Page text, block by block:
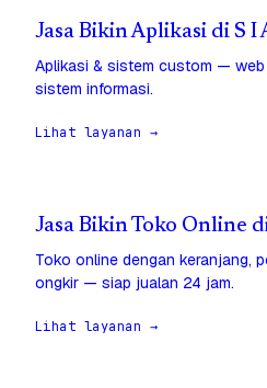
Jasa Bikin Aplikasi di S I
Aplikasi & sistem custom — web
sistem informasi.
Lihat layanan →
Jasa Bikin Toko Online
Toko online dengan keranjang,
ongkir — siap jualan 24 jam.
Lihat layanan →